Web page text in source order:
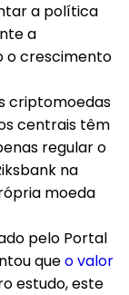
a política
a
o crescimento
criptomoedas
centrais têm
regular o
na
moeda
pelo Portal
queo valor
estudo, este